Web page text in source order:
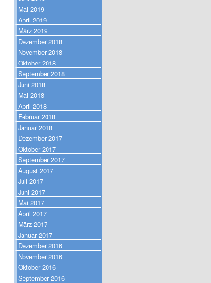
Mai 2019
April 2019
März 2019
Dezember 2018
November 2018
Oktober 2018
September 2018
Juni 2018
Mai 2018
April 2018
Februar 2018
Januar 2018
Dezember 2017
Oktober 2017
September 2017
August 2017
Juli 2017
Juni 2017
Mai 2017
April 2017
März 2017
Januar 2017
Dezember 2016
November 2016
Oktober 2016
September 2016